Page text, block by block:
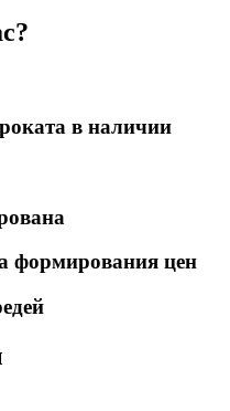
в наличии
формирования цен